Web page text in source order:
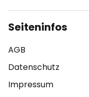
Seiteninfos
AGB
Datenschutz
Impressum